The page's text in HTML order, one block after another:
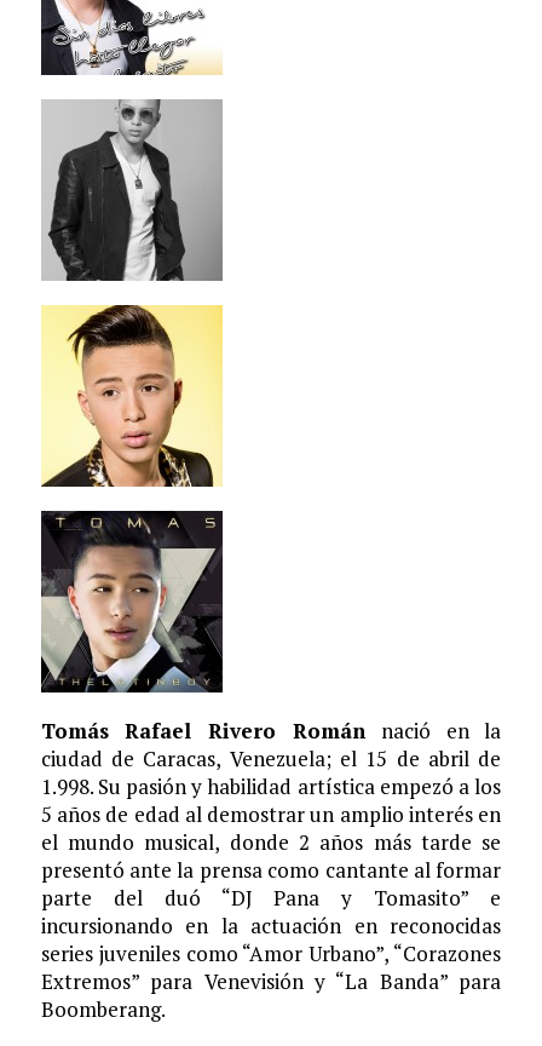
Tomás Rafael Rivero Román nació en la
ciudad de Caracas, Venezuela; el 15 de abril de
1.998. Su pasión y habilidad artística empezó a los
5 años de edad al demostrar un amplio interés en
el mundo musical, donde 2 años más tarde se
presentó ante la prensa como cantante al formar
parte del duó “DJ Pana y Tomasito” e
incursionando en la actuación en reconocidas
series juveniles como “Amor Urbano”, “Corazones
Extremos” para Venevisión y “La Banda” para
Boomberang.